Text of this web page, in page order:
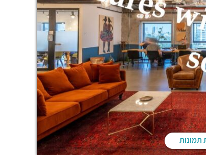
תמונות